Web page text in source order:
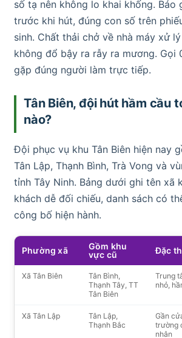
số tạ nên không lo khai khống. Báo
trước khi hút, đúng con số trên
sinh. Chất thải chở về nhà máy xử
không đổ bậy ra rẫy ra mương. Gọi
gặp đúng người làm trực tiếp.
Tân Biên, đội hút hầm cầu
nào?
Đội phục vụ khu Tân Biên hiện nay
Tân Lập, Thạnh Bình, Trà Vong và
tỉnh Tây Ninh. Bảng dưới ghi tên xã
khách dễ đối chiếu, danh sách có
công bố hiện hành.
Phường xã
Gồm khu
vực cũ
Đặc
Xã Tân Biên
Tân Bình,
Thạnh Tây, TT
Tân Biên
Trung
nhỏ,
Xã Tân Lập
Tân Lập,
Thạnh Bắc
Gần
trường
nhân